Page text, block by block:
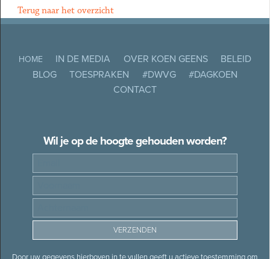
Terug naar het overzicht
HOME IN DE MEDIA OVER KOEN GEENS
BELEID
BLOG
TOESPRAKEN #DWVG
#DAGKOEN
CONTACT
Wil je op de hoogte gehouden worden?